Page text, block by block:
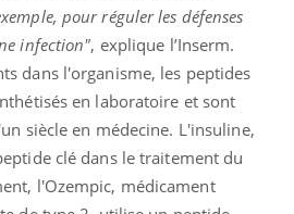
pour réguler les défenses
infection", explique l’Inserm.
dans l'organisme, les peptides
en laboratoire et sont
siècle en médecine. L'insuline,
clé dans le traitement du
l'Ozempic, médicament